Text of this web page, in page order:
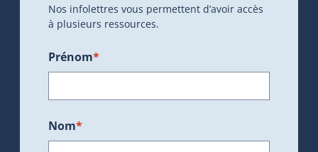
Nos infolettres vous permettent d’avoir accès
à plusieurs ressources.
Prénom*
Nom*